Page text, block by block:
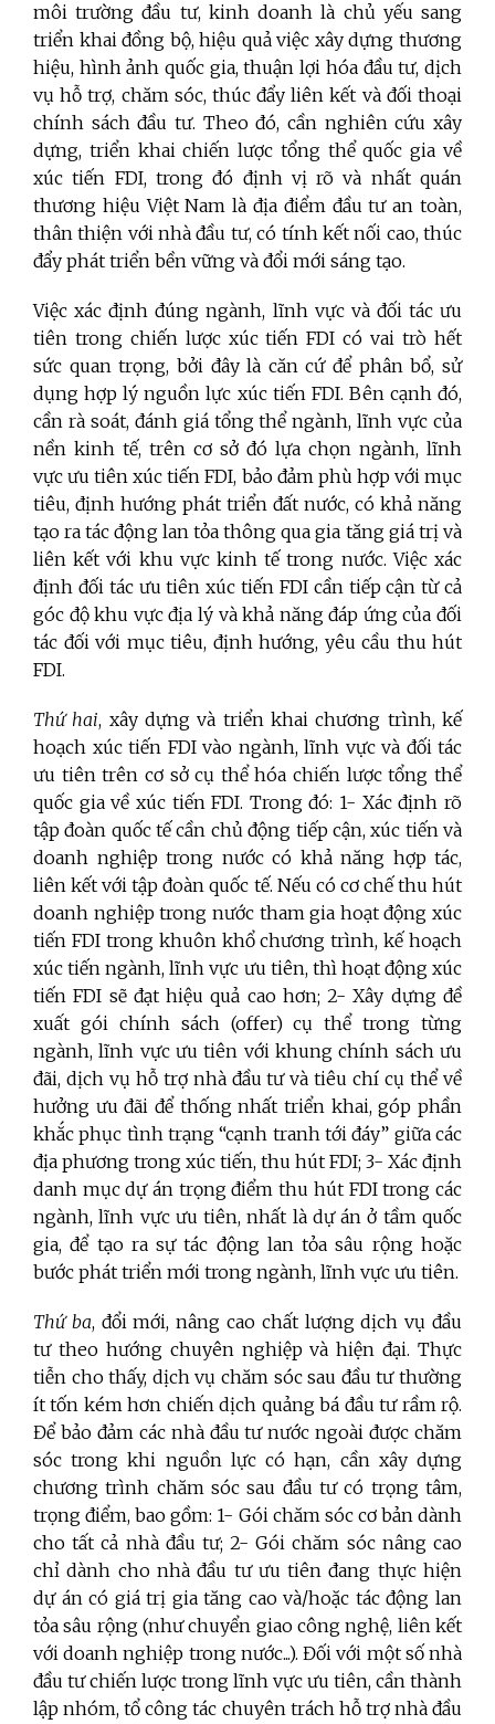
môi trường đầu tư, kinh doanh là chủ yếu sang
triển khai đồng bộ, hiệu quả việc xây dựng thương
hiệu, hình ảnh quốc gia, thuận lợi hóa đầu tư, dịch
vụ hỗ trợ, chăm sóc, thúc đẩy liên kết và đối thoại
chính sách đầu tư. Theo đó, cần nghiên cứu xây
dựng, triển khai chiến lược tổng thể quốc gia về
xúc tiến FDI, trong đó định vị rõ và nhất quán
thương hiệu Việt Nam là địa điểm đầu tư an toàn,
thân thiện với nhà đầu tư, có tính kết nối cao, thúc
đẩy phát triển bền vững và đổi mới sáng tạo.
Việc xác định đúng ngành, lĩnh vực và đối tác ưu
tiên trong chiến lược xúc tiến FDI có vai trò hết
sức quan trọng, bởi đây là căn cứ để phân bổ, sử
dụng hợp lý nguồn lực xúc tiến FDI. Bên cạnh đó,
cần rà soát, đánh giá tổng thể ngành, lĩnh vực của
nền kinh tế, trên cơ sở đó lựa chọn ngành, lĩnh
vực ưu tiên xúc tiến FDI, bảo đảm phù hợp với mục
tiêu, định hướng phát triển đất nước, có khả năng
tạo ra tác động lan tỏa thông qua gia tăng giá trị và
liên kết với khu vực kinh tế trong nước. Việc xác
định đối tác ưu tiên xúc tiến FDI cần tiếp cận từ cả
góc độ khu vực địa lý và khả năng đáp ứng của đối
tác đối với mục tiêu, định hướng, yêu cầu thu hút
FDI.
Thứ hai, xây dựng và triển khai chương trình, kế
hoạch xúc tiến FDI vào ngành, lĩnh vực và đối tác
ưu tiên trên cơ sở cụ thể hóa chiến lược tổng thể
quốc gia về xúc tiến FDI. Trong đó: 1- Xác định rõ
tập đoàn quốc tế cần chủ động tiếp cận, xúc tiến và
doanh nghiệp trong nước có khả năng hợp tác,
liên kết với tập đoàn quốc tế. Nếu có cơ chế thu hút
doanh nghiệp trong nước tham gia hoạt động xúc
tiến FDI trong khuôn khổ chương trình, kế hoạch
xúc tiến ngành, lĩnh vực ưu tiên, thì hoạt động xúc
tiến FDI sẽ đạt hiệu quả cao hơn; 2- Xây dựng đề
xuất gói chính sách (offer) cụ thể trong từng
ngành, lĩnh vực ưu tiên với khung chính sách ưu
đãi, dịch vụ hỗ trợ nhà đầu tư và tiêu chí cụ thể về
hưởng ưu đãi để thống nhất triển khai, góp phần
khắc phục tình trạng “cạnh tranh tới đáy” giữa các
địa phương trong xúc tiến, thu hút FDI; 3- Xác định
danh mục dự án trọng điểm thu hút FDI trong các
ngành, lĩnh vực ưu tiên, nhất là dự án ở tầm quốc
gia, để tạo ra sự tác động lan tỏa sâu rộng hoặc
bước phát triển mới trong ngành, lĩnh vực ưu tiên.
Thứ ba, đổi mới, nâng cao chất lượng dịch vụ đầu
tư theo hướng chuyên nghiệp và hiện đại. Thực
tiễn cho thấy, dịch vụ chăm sóc sau đầu tư thường
ít tốn kém hơn chiến dịch quảng bá đầu tư rầm rộ.
Để bảo đảm các nhà đầu tư nước ngoài được chăm
sóc trong khi nguồn lực có hạn, cần xây dựng
chương trình chăm sóc sau đầu tư có trọng tâm,
trọng điểm, bao gồm: 1- Gói chăm sóc cơ bản dành
cho tất cả nhà đầu tư; 2- Gói chăm sóc nâng cao
chỉ dành cho nhà đầu tư ưu tiên đang thực hiện
dự án có giá trị gia tăng cao và/hoặc tác động lan
tỏa sâu rộng (như chuyển giao công nghệ, liên kết
với doanh nghiệp trong nước...). Đối với một số nhà
đầu tư chiến lược trong lĩnh vực ưu tiên, cần thành
lập nhóm, tổ công tác chuyên trách hỗ trợ nhà đầu